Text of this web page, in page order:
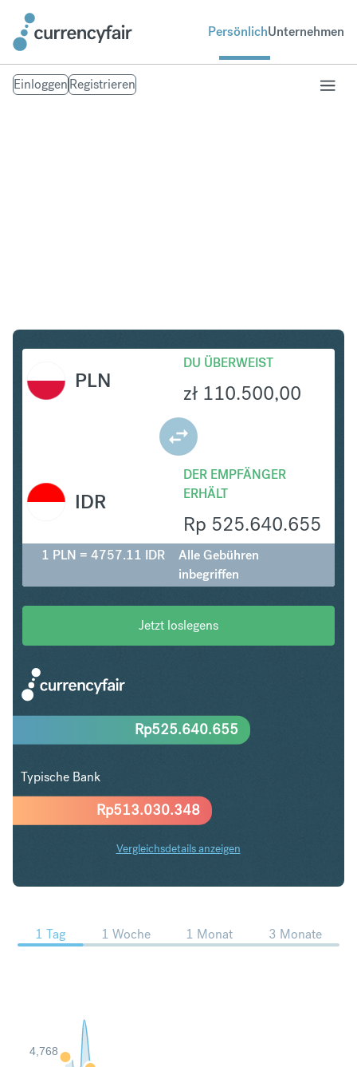
PersönlichUnternehmen
EinloggenRegistrieren
PLN
DU ÜBERWEIST
zł 110.500,00
DER EMPFÄNGER
ERHÄLT
Rp 525.640.655
IDR
1 PLN = 4757.11 IDR
Alle Gebühren
inbegriffen
Jetzt loslegens
Rp513.030.348
Rp525.640.655
Typische Bank
Vergleichsdetails anzeigen
PLN in IDR Trends
1 Tag 1 Woche 1 Monat 3 Monate
4,768